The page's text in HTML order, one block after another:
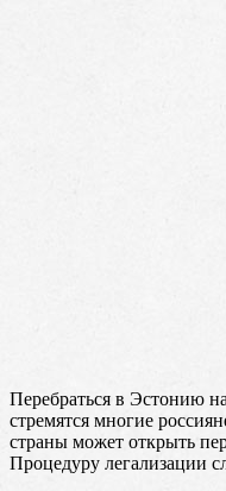
Перебраться в Эстонию
стремятся многие
страны может открыть
Процедуру легализации